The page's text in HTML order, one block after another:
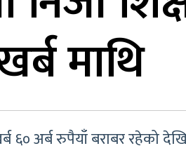
माथि
६० अर्ब रुपैयाँ बराबर रहेको